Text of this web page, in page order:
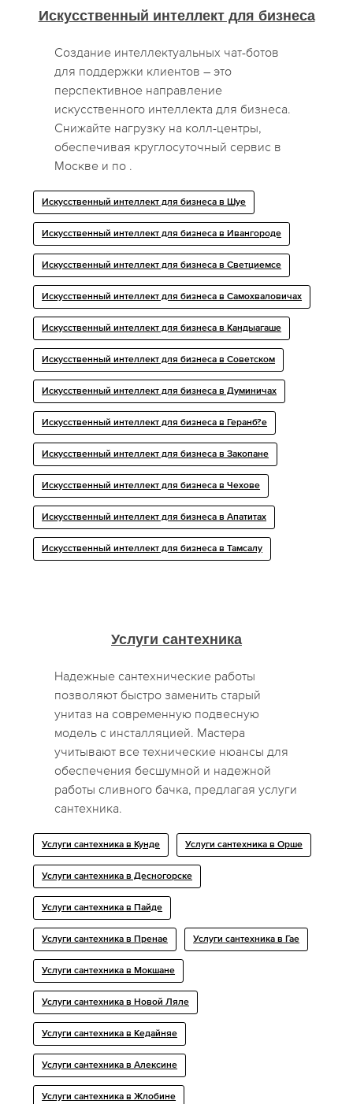
Искусственный интеллект для бизнеса
Создание интеллектуальных чат-ботов
для поддержки клиентов – это
перспективное направление
искусственного интеллекта для бизнеса.
Снижайте нагрузку на колл-центры,
обеспечивая круглосуточный сервис в
Москве и по .
Искусственный интеллект для бизнеса в Шуе
Искусственный интеллект для бизнеса в Ивангороде
Искусственный интеллект для бизнеса в Светциемсе
Искусственный интеллект для бизнеса в Самохваловичах
Искусственный интеллект для бизнеса в Кандыагаше
Искусственный интеллект для бизнеса в Советском
Искусственный интеллект для бизнеса в Думиничах
Искусственный интеллект для бизнеса в Геранб?е
Искусственный интеллект для бизнеса в Закопане
Искусственный интеллект для бизнеса в Чехове
Искусственный интеллект для бизнеса в Апатитах
Искусственный интеллект для бизнеса в Тамсалу
Услуги сантехника
Надежные сантехнические работы
позволяют быстро заменить старый
унитаз на современную подвесную
модель с инсталляцией. Мастера
учитывают все технические нюансы для
обеспечения бесшумной и надежной
работы сливного бачка, предлагая услуги
сантехника.
Услуги сантехника в Кунде Услуги сантехника в Орше
Услуги сантехника в Десногорске
Услуги сантехника в Пайде
Услуги сантехника в Пренае Услуги сантехника в Гае
Услуги сантехника в Мокшане
Услуги сантехника в Новой Ляле
Услуги сантехника в Кедайняе
Услуги сантехника в Алексине
Услуги сантехника в Жлобине